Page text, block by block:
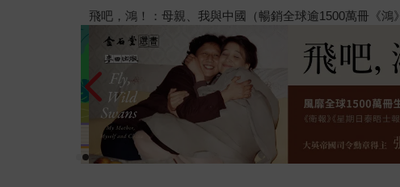
產出有別於政府宣傳報導的記者，紛紛收到驅逐出境的
遂行侵略、犯下諸多惡貫滿盈的暴行後，如今卻企圖博
約客》願意放手一搏，嘗試讓赫西進入日本。而赫西也
職守的愛國記者。雖然在獲得普立茲獎的小說《阿達諾
他成為「特洛伊木馬」，通過了採訪核准，成功抵達
一事完全一無所知。為了不讓消息洩漏，羅斯與蕭恩決
被蒙在鼓裡，直到出刊後才發現自家廣告版面竟然緊鄰
曾陷入糾結，但當他拿出二十一年前的第一期《紐約
【父親節禮物展】5折起，滿888送88點金幣